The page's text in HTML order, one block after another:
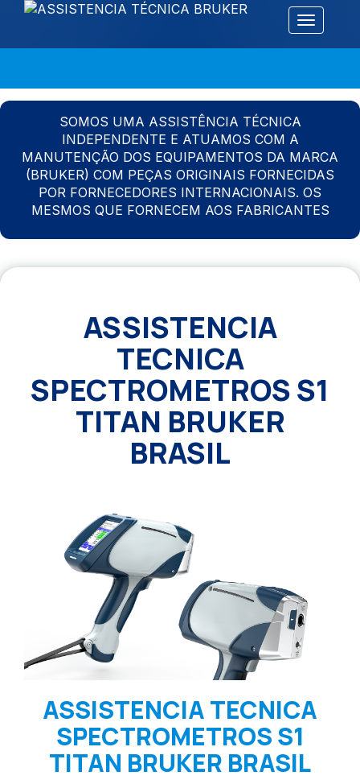
Alternar
SOMOS UMA ASSISTÊNCIA TÉCNICA
INDEPENDENTE E ATUAMOS COM A
MANUTENÇÃO DOS EQUIPAMENTOS DA MARCA
(BRUKER) COM PEÇAS ORIGINAIS FORNECIDAS
POR FORNECEDORES INTERNACIONAIS. OS
MESMOS QUE FORNECEM AOS FABRICANTES
ASSISTENCIA
TECNICA
SPECTROMETROS S1
TITAN BRUKER
BRASIL
ASSISTENCIA TECNICA
SPECTROMETROS S1
TITAN BRUKER BRASIL